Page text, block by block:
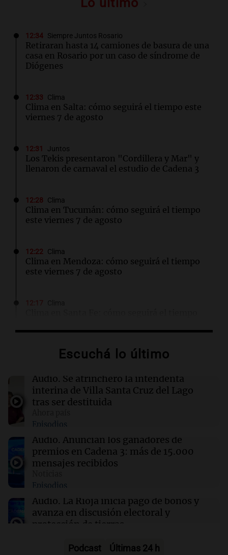
12:34 Siempre Juntos Rosario
Retiraran hasta 14 camiones de basura de una
casa en Rosario por un caso de síndrome de
Diógenes
12:33 Clima
Clima en Salta: cómo seguirá el tiempo este
viernes 7 de agosto
12:31 Juntos
Los Tekis presentaron "Cordillera y Mar" y
llenaron de carnaval el estudio de Cadena 3
12:28 Clima
Clima en Tucumán: cómo seguirá el tiempo
este viernes 7 de agosto
12:22 Clima
Clima en Mendoza: cómo seguirá el tiempo
este viernes 7 de agosto
Juntos
Santa Cruz del Lago y se atrincheró
12:13 Sociedad
números ganadores de hoy viernes 7 de
agosto.
12:11 Clima
viernes 7 de agosto
Escuchá lo último
Audio. Se atrincheró la intendenta
interina de Villa Santa Cruz del Lago
tras ser destituida
Episodios
Audio. Anuncian los ganadores de
premios en Cadena 3: más de 15.000
mensajes recibidos
Episodios
Audio. La Rioja inicia pago de bonos y
avanza en discusión electoral y
protección de tierras
Podcast Últimas 24 h